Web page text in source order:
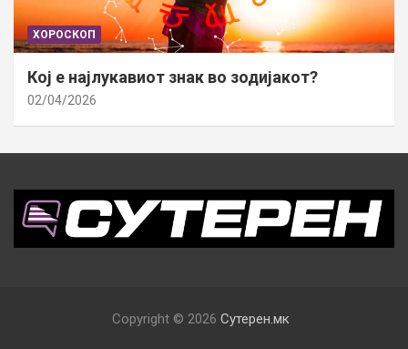
ХОРОСКОП
Кој е најлукавиот знак во зодијакот?
02/04/2026
Copyright © 2026 Сутерен.мк